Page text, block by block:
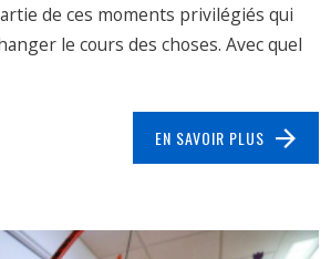
de ces moments privilégiés qui
le cours des choses. Avec quel
EN SAVOIR PLUS